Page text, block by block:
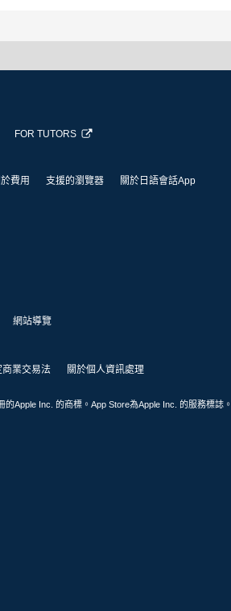
FOR TUTORS
費用 支援的瀏覽器 關於日語會話App
網站導覽
商業交易法 關於個人資訊處理
Apple Inc. 的商標。App Store為Apple Inc. 的服務標誌。